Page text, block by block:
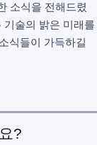
소식을 전해드렸
기술의 밝은 미래를
식들이 가득하길
?